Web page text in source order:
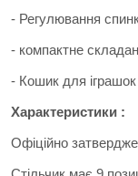
- Регулювання
- компактне
- Кошик для іграшок
Характеристики :
Офіційно